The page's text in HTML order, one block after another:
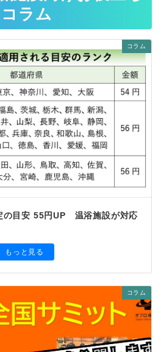
コラム
コラム
の目安 55円UP 温浴施設が対応
もっと見る
コラム